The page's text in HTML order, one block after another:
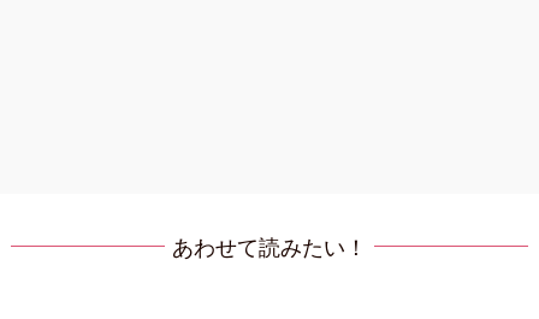
あわせて読みたい！